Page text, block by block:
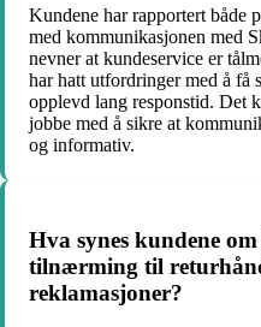
Kundene har rapportert både
med kommunikasjonen med
nevner at kundeservice er
har hatt utfordringer med å få
opplevd lang responstid. Det
jobbe med å sikre at
og informativ.
Hva synes kundene
tilnærming til
reklamasjoner?